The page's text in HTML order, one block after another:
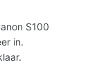
S100
in.